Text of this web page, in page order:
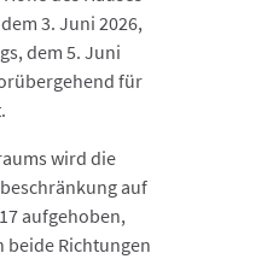
3. Juni 2026,
dem 5. Juni
für
wird die
auf
aufgehoben,
beide Richtungen